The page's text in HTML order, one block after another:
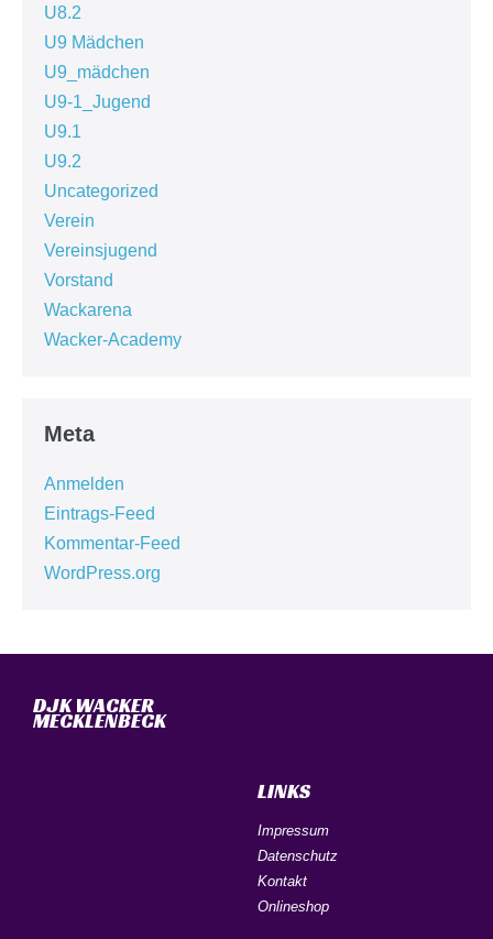
U8.2
U9 Mädchen
U9_mädchen
U9-1_Jugend
U9.1
U9.2
Uncategorized
Verein
Vereinsjugend
Vorstand
Wackarena
Wacker-Academy
Meta
Anmelden
Eintrags-Feed
Kommentar-Feed
WordPress.org
DJK WACKER
MECKLENBECK
LINKS
Impressum
Datenschutz
Kontakt
Onlineshop